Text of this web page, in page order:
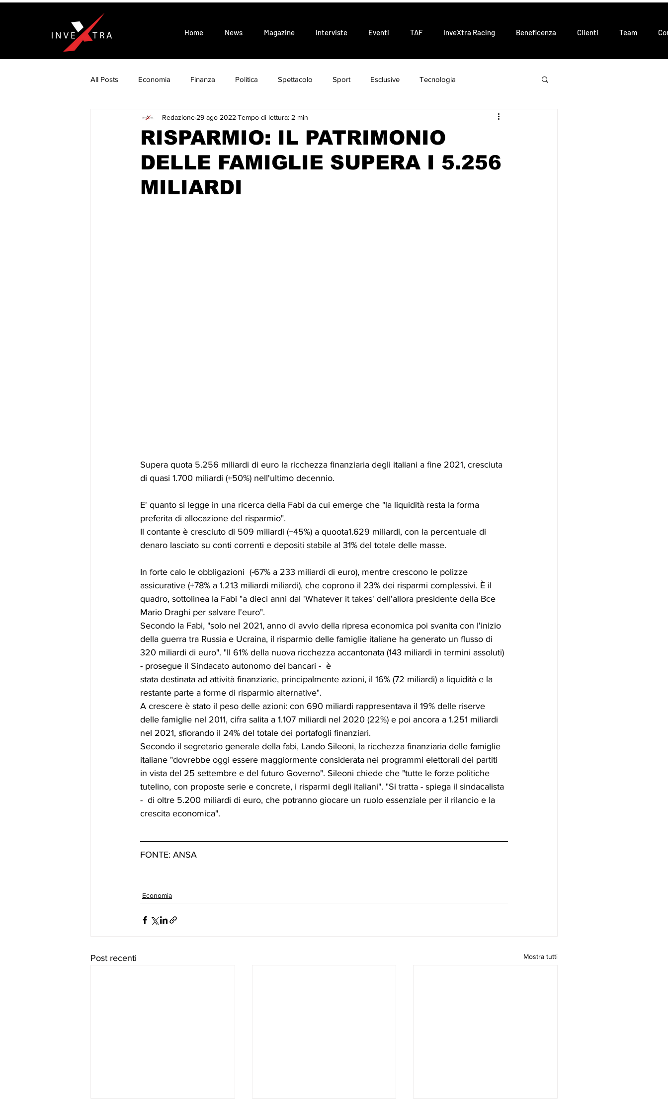
Home News Magazine Interviste Eventi TAF InveXtra Racing Beneficenza Clienti Team
All Posts Economia Finanza Politica Spettacolo Sport Esclusive Tecnologia
Wellness is Business Eventi Attualità Tendenze
RISPARMIO: IL PATRIMONIO
DELLE FAMIGLIE SUPERA I 5.256
MILIARDI
Redazione 29 ago 2022 Tempo di lettura: 2 min
Supera quota 5.256 miliardi di euro la ricchezza finanziaria degli italiani a fine 2021, cresciuta
di quasi 1.700 miliardi (+50%) nell'ultimo decennio.
E' quanto si legge in una ricerca della Fabi da cui emerge che "la liquidità resta la forma
preferita di allocazione del risparmio".
Il contante è cresciuto di 509 miliardi (+45%) a quoota1.629 miliardi, con la percentuale di
denaro lasciato su conti correnti e depositi stabile al 31% del totale delle masse.
In forte calo le obbligazioni  (-67% a 233 miliardi di euro), mentre crescono le polizze
assicurative (+78% a 1.213 miliardi miliardi), che coprono il 23% dei risparmi complessivi. È il
quadro, sottolinea la Fabi "a dieci anni dal 'Whatever it takes' dell'allora presidente della Bce
Mario Draghi per salvare l'euro".
Secondo la Fabi, "solo nel 2021, anno di avvio della ripresa economica poi svanita con l'inizio
della guerra tra Russia e Ucraina, il risparmio delle famiglie italiane ha generato un flusso di
320 miliardi di euro". "Il 61% della nuova ricchezza accantonata (143 miliardi in termini assoluti)
- prosegue il Sindacato autonomo dei bancari -  è
stata destinata ad attività finanziarie, principalmente azioni, il 16% (72 miliardi) a liquidità e la
restante parte a forme di risparmio alternative".
A crescere è stato il peso delle azioni: con 690 miliardi rappresentava il 19% delle riserve
delle famiglie nel 2011, cifra salita a 1.107 miliardi nel 2020 (22%) e poi ancora a 1.251 miliardi
nel 2021, sfiorando il 24% del totale dei portafogli finanziari.
Secondo il segretario generale della fabi, Lando Sileoni, la ricchezza finanziaria delle famiglie
italiane "dovrebbe oggi essere maggiormente considerata nei programmi elettorali dei partiti
in vista del 25 settembre e del futuro Governo". Sileoni chiede che "tutte le forze politiche
tutelino, con proposte serie e concrete, i risparmi degli italiani". "Si tratta - spiega il sindacalista
-  di oltre 5.200 miliardi di euro, che potranno giocare un ruolo essenziale per il rilancio e la
crescita economica".
FONTE: ANSA
Economia
Post recenti Mostra tutti